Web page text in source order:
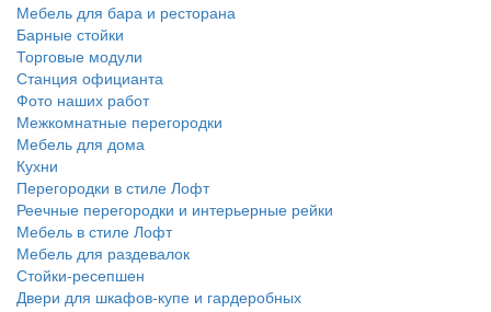
Мебель для бара и ресторана
Барные стойки
Торговые модули
Станция официанта
Фото наших работ
Межкомнатные перегородки
Мебель для дома
Кухни
Перегородки в стиле Лофт
Реечные перегородки и интерьерные рейки
Мебель в стиле Лофт
Мебель для раздевалок
Стойки-ресепшен
Двери для шкафов-купе и гардеробных